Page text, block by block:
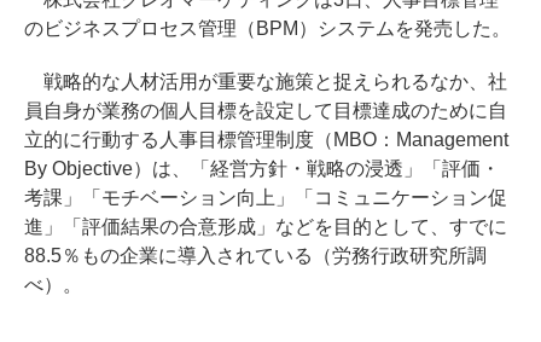
のビジネスプロセス管理（BPM）システムを発売した。
戦略的な人材活用が重要な施策と捉えられるなか、社
員自身が業務の個人目標を設定して目標達成のために自
立的に行動する人事目標管理制度（MBO：Management
By Objective）は、「経営方針・戦略の浸透」「評価・
考課」「モチベーション向上」「コミュニケーション促
進」「評価結果の合意形成」などを目的として、すでに
88.5％もの企業に導入されている（労務行政研究所調
べ）。